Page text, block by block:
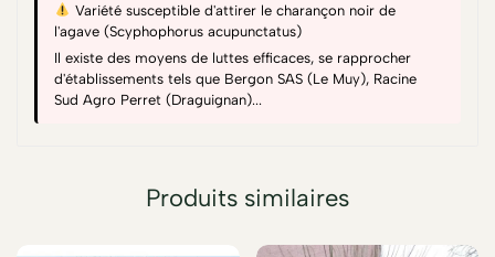
Variété susceptible d'attirer le charançon noir de
l'agave (Scyphophorus acupunctatus)
Il existe des moyens de luttes efficaces, se rapprocher
d'établissements tels que Bergon SAS (Le Muy), Racine
Sud Agro Perret (Draguignan)...
Produits similaires